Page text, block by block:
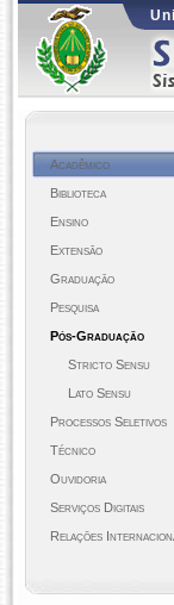
Acadêmico
Biblioteca
Ensino
Extensão
Graduação
Pesquisa
Pós-Graduação
Stricto Sensu
Lato Sensu
Processos Seletivos
Técnico
Ouvidoria
Serviços Digitais
Relações